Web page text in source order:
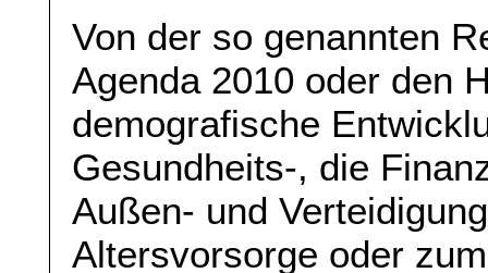
Von der so genannten
Agenda 2010 oder den
demografische
Gesundheits-, die
Außen- und
Altersvorsorge oder